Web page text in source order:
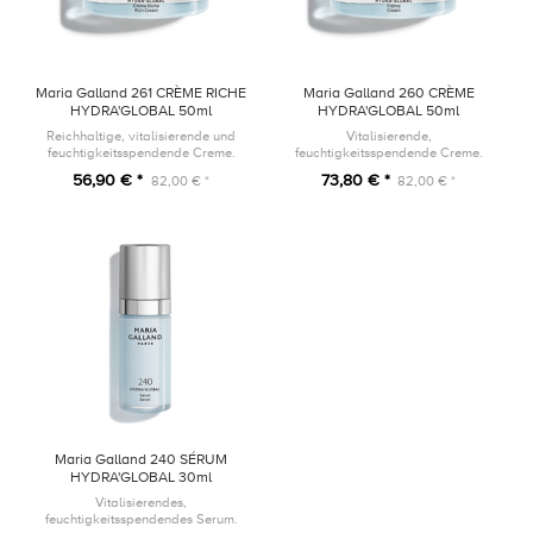
Maria Galland 261 CRÈME RICHE
HYDRA'GLOBAL 50ml
Reichhaltige, vitalisierende und
feuchtigkeitsspendende Creme.
des Produkts 96B Crème Hydra-
56,90 € * 82,00 € *
Maria Galland 260 CRÈME
HYDRA'GLOBAL 50ml
Vitalisierende,
feuchtigkeitsspendende Creme.
des Produkts 96 Crème
73,80 € * 82,00 € *
Maria Galland 240 SÉRUM
HYDRA'GLOBAL 30ml
Vitalisierendes,
feuchtigkeitsspendendes Serum.